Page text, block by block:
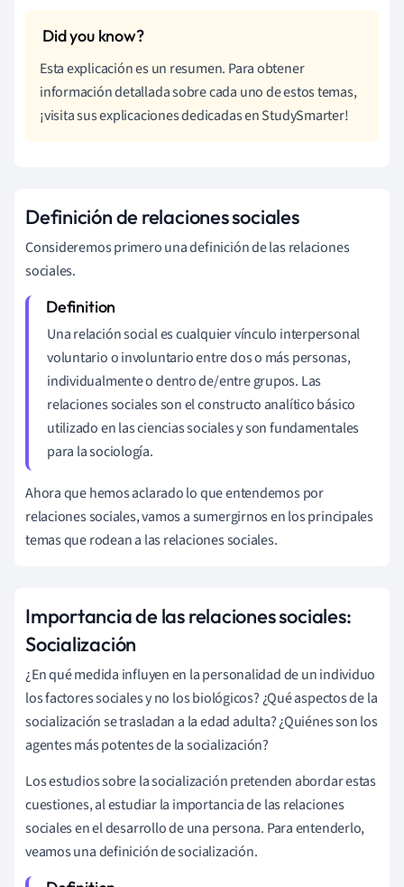
Esta explicación es un resumen. Para obtener
información detallada sobre cada uno de estos temas,
¡visita sus explicaciones dedicadas en StudySmarter!
Definición de relaciones sociales
Consideremos primero una definición de las relaciones
sociales.
Una relación social es cualquier vínculo interpersonal
voluntario o involuntario entre dos o más personas,
individualmente o dentro de/entre grupos. Las
relaciones sociales son elconstructo analítico básico
utilizado en las ciencias sociales y son fundamentales
para la sociología.
Ahora que hemos aclarado lo que entendemos por
relaciones sociales, vamos a sumergirnos en los principales
temas que rodean a las relaciones sociales.
Importancia de las relaciones sociales:
Socialización
¿En qué medida influyen en la personalidad de un individuo
los factores sociales y no los biológicos? ¿Qué aspectos de la
socialización se trasladan a la edad adulta? ¿Quiénes son los
agentes más potentes de la socialización?
Los estudios sobre la socialización pretenden abordar estas
cuestiones, al estudiar la importancia de las relaciones
sociales en el desarrollo de una persona. Para entenderlo,
veamos una definición de socialización.